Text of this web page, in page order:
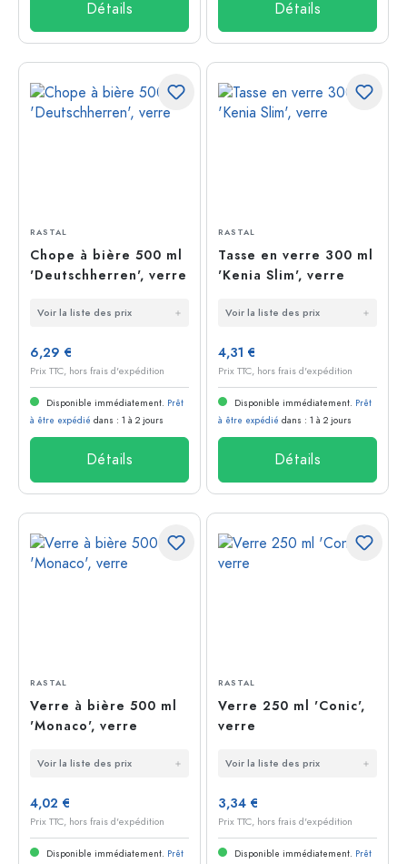
Détails Détails
RASTAL
Chope à bière 500 ml
'Deutschherren', verre
Voir la liste des prix
6,29 €
Prix TTC, hors frais d'expédition
Disponible immédiatement. Prêt
à être expédié dans : 1 à 2 jours
Détails
RASTAL
Tasse en verre 300 ml
'Kenia Slim', verre
Voir la liste des prix
4,31 €
Prix TTC, hors frais d'expédition
Disponible immédiatement. Prêt
à être expédié dans : 1 à 2 jours
Détails
RASTAL
Verre à bière 500 ml
'Monaco', verre
Voir la liste des prix
4,02 €
Prix TTC, hors frais d'expédition
Disponible immédiatement. Prêt
RASTAL
Verre 250 ml 'Conic',
verre
Voir la liste des prix
3,34 €
Prix TTC, hors frais d'expédition
Disponible immédiatement. Prêt